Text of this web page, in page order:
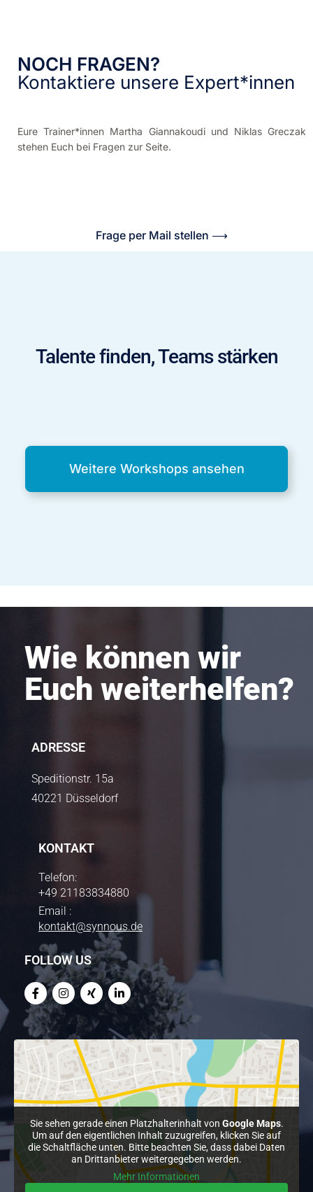
NOCH FRAGEN?
Kontaktiere unsere Expert*innen
Eure Trainer*innen Martha Giannakoudi und Niklas Greczak
stehen Euch bei Fragen zur Seite.
Frage per Mail stellen ⟶
Talente finden, Teams stärken
Weitere Workshops ansehen
Sie sehen gerade einen Platzhalterinhalt von Google Maps.
Um auf den eigentlichen Inhalt zuzugreifen, klicken Sie auf
die Schaltfläche unten. Bitte beachten Sie, dass dabei Daten
an Drittanbieter weitergegeben werden.
Mehr Informationen
Wie können wir
Euch weiterhelfen?
ADRESSE
Speditionstr. 15a
40221 Düsseldorf
KONTAKT
Telefon:
+49 21183834880
Email :
kontakt@synnous.de
FOLLOW US
F
a
c
e
b
o
o
k
-
f
I
n
s
g
r
m
X
i
n
g
L
i
n
e
d
n
-
n